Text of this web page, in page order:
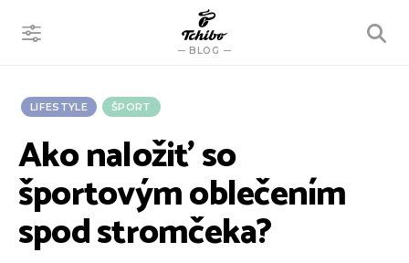
BLOG
VYHĽADÁVANIE
LIFESTYLE ŠPORT
Ako naložiť so
športovým oblečením
spod stromčeka?